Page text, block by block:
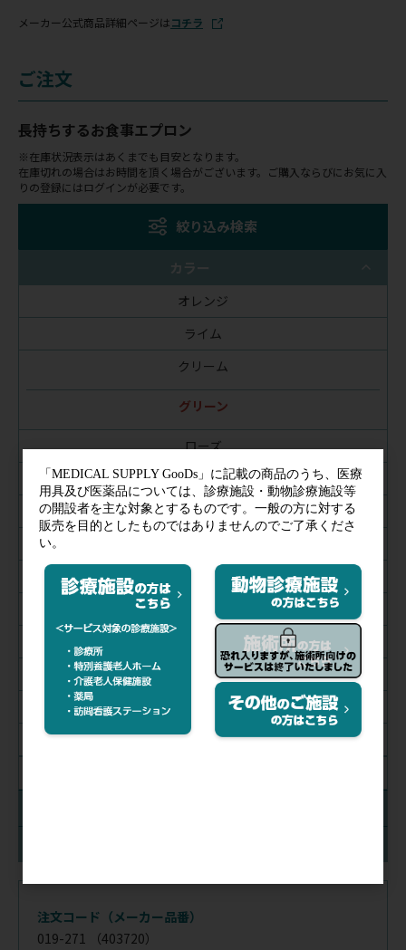
メーカー公式商品詳細ページはコチラ
ご注文
長持ちするお食事エプロン
※在庫状況表示はあくまでも目安となります。
在庫切れの場合はお時間を頂く場合がございます。ご購入ならびにお気に入
りの登録にはログインが必要です。
絞り込み検索
オレンジ
ライム
クリーム
グリーン
ローズ
パープル
ブルー
アッシュ
グレープ
ライトブルー
ライトグリーン
カラー
注文コード（メーカー品番）
019-271
（403720）